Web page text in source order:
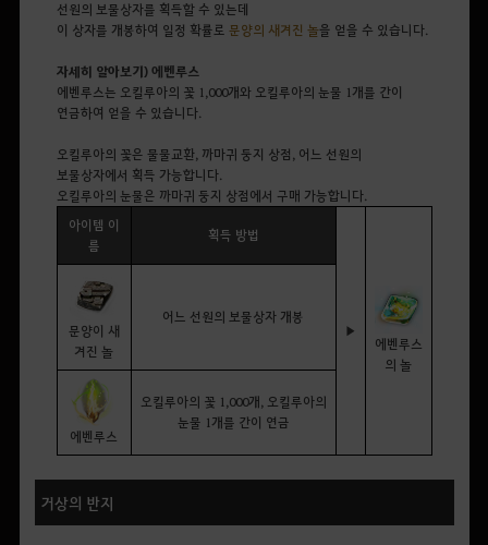
선원의 보물상자를 획득할 수 있는데
이 상자를 개봉하여 일정 확률로 문양의 새겨진 놀을 얻을 수 있습니다.
자세히 알아보기) 에벤루스
에벤루스는 오킬루아의 꽃 1,000개와 오킬루아의 눈물 1개를 간이
연금하여 얻을 수 있습니다.
오킬루아의 꽃은 물물교환, 까마귀 둥지 상점, 어느 선원의
보물상자에서 획득 가능합니다.
오킬루아의 눈물은 까마귀 둥지 상점에서 구매 가능합니다.
아이템 이
름
획득 방법
▶
에벤루스
의 놀
문양이 새
겨진 놀
어느 선원의 보물상자 개봉
에벤루스
오킬루아의 꽃 1,000개, 오킬루아의
눈물 1개를 간이 연금
거상의 반지